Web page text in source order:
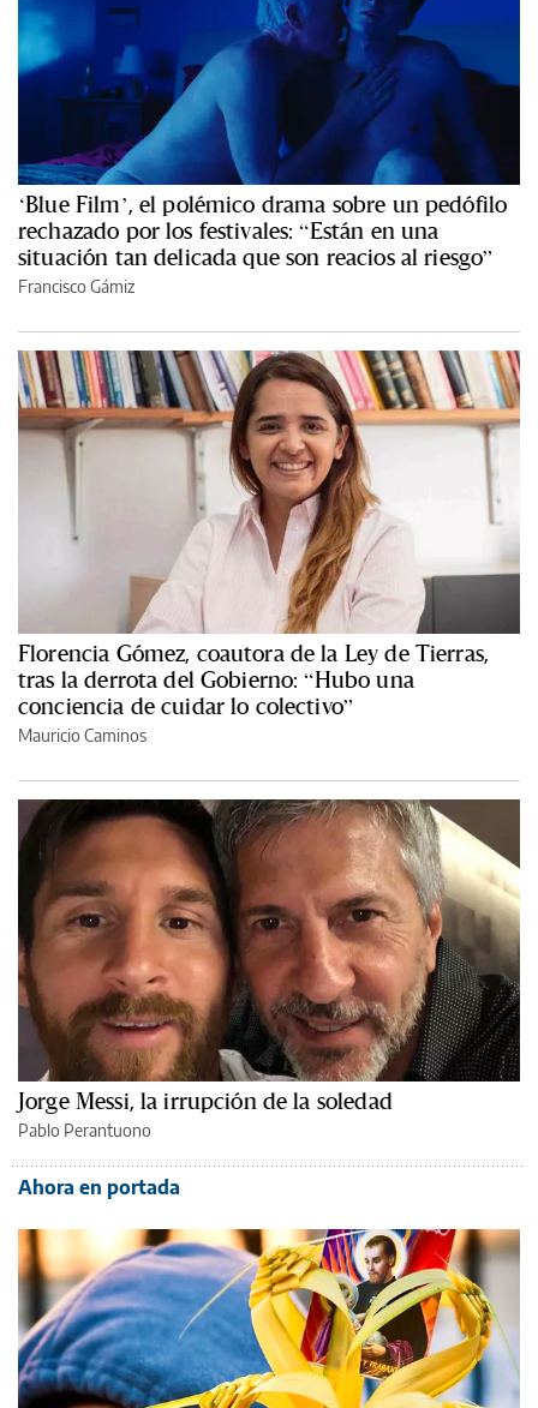
‘Blue Film’, el polémico drama sobre un pedófilo
rechazado por los festivales: “Están en una
situación tan delicada que son reacios al riesgo”
Francisco Gámiz
Florencia Gómez, coautora de la Ley de Tierras,
tras la derrota del Gobierno: “Hubo una
conciencia de cuidar lo colectivo”
Mauricio Caminos
Jorge Messi, la irrupción de la soledad
Pablo Perantuono
Ahora en portada